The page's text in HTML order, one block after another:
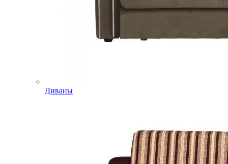
Диваны